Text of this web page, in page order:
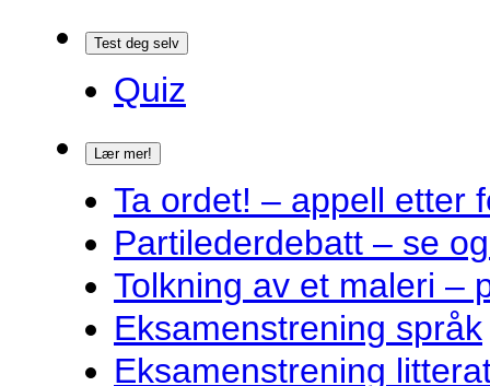
Test deg selv
Quiz
Lær mer!
Ta ordet! – appell etter
Partilederdebatt – se
Tolkning av et maleri –
Eksamenstrening språk
Eksamenstrening